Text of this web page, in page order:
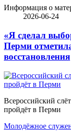
Информация о
2026-06-24
«Я сделал
Перми
восстановления
Всероссийский
пройдёт в Перми
Молодёжное